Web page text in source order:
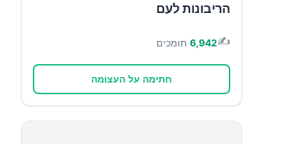
הריבונות לעם
✍️
6,942 תומכים
חתימה על העצומה